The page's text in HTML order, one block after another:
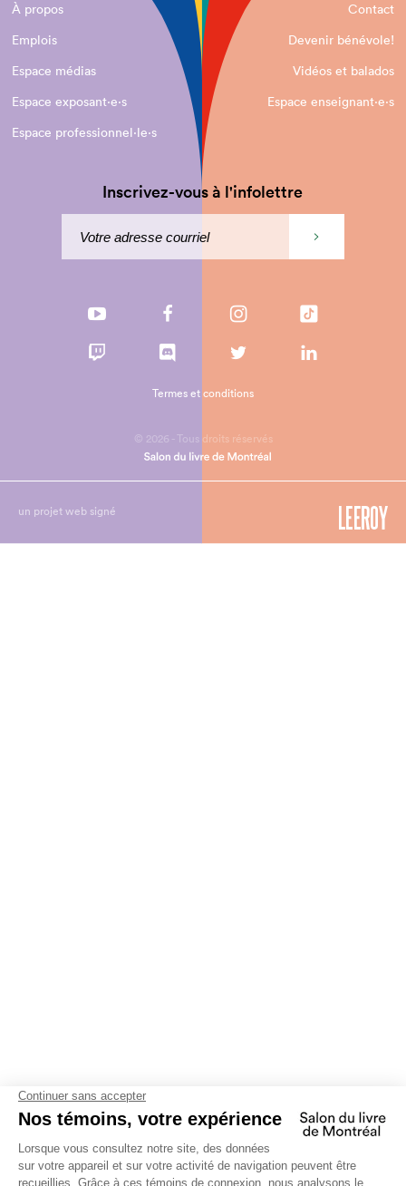
À propos
Contact
Emplois
Devenir bénévole!
Espace médias
Vidéos et balados
Espace exposant·e⋅s
Espace enseignant·e⋅s
Espace professionnel·le⋅s
Inscrivez-vous à l'infolettre
© 2026 - Tous droits réservés
Termes et conditions
un projet web signé